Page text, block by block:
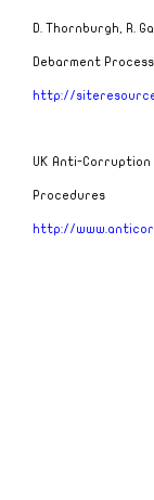
D. Thornburgh, R.
Debarment
http://
UK Anti-Corruption
Procedures
http://